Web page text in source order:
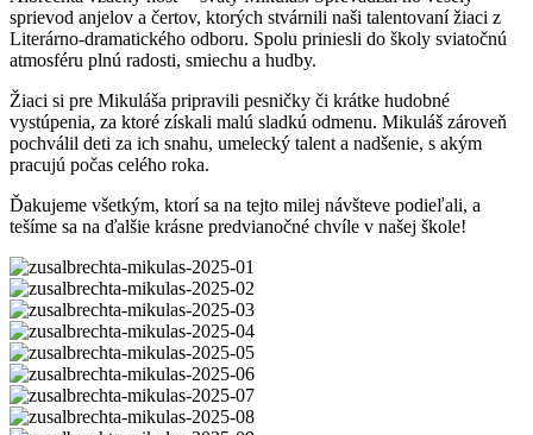
sprievod anjelov a čertov, ktorých stvárnili naši talentovaní žiaci z
Literárno-dramatického odboru. Spolu priniesli do školy sviatočnú
atmosféru plnú radosti, smiechu a hudby.
Žiaci si pre Mikuláša pripravili pesničky či krátke hudobné
vystúpenia, za ktoré získali malú sladkú odmenu. Mikuláš zároveň
pochválil deti za ich snahu, umelecký talent a nadšenie, s akým
pracujú počas celého roka.
Ďakujeme všetkým, ktorí sa na tejto milej návšteve podieľali, a
tešíme sa na ďalšie krásne predvianočné chvíle v našej škole!